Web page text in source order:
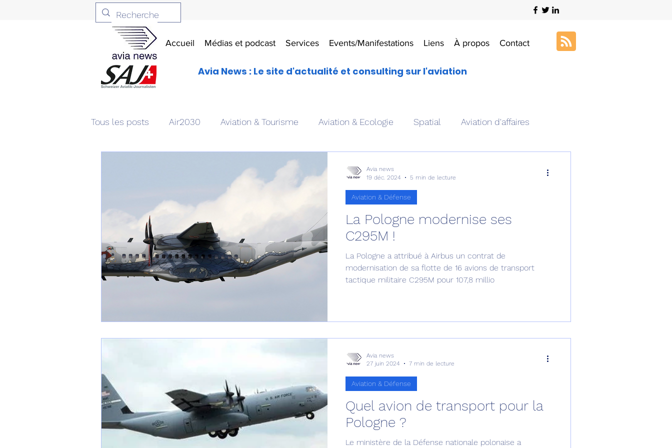
Accueil Médias et podcast Services Events/Manifestations Liens À propos Contact
Avia News : Le site d'actualité et consulting sur l'aviation
Tous les posts Air2030 Aviation & Tourisme Aviation & Ecologie Spatial Aviation d'affaires
Drones aériens
Patrimoine aéronautique Avion expérimental
1 er avril Motorisation Défense sol-air DSA Amphibie Drones
Shenyang J-35 Bombardier Global 6500 Fret aérien Salon Aéronautique de Dubaï 25
Airbus H145M Opération militaire au Vénézuela Simulateur avion de combat Avionneurs
La Pologne modernise ses
C295M !
La Pologne a attribué à Airbus un contrat de
modernisation de sa flotte de 16 avions de transport
tactique militaire C295M pour 107,8 millio
Aviation & Défense
Avia news
19 déc. 2024
5 min de lecture
Quel avion de transport pour la
Pologne ?
Le ministère de la Défense nationale polonaise a
Aviation & Défense
Avia news
27 juin 2024
7 min de lecture